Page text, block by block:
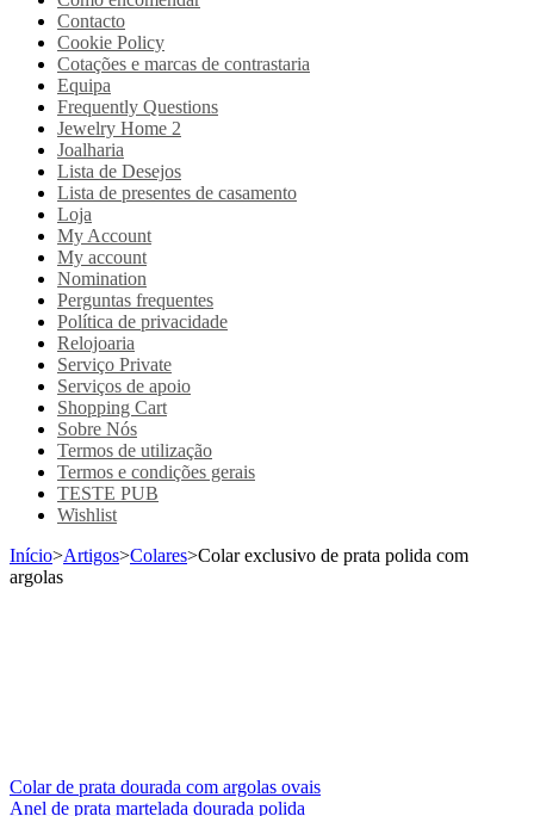
Contacto
Cookie Policy
Cotações e marcas de contrastaria
Equipa
Frequently Questions
Jewelry Home 2
Joalharia
Lista de Desejos
Lista de presentes de casamento
Loja
My Account
My account
Nomination
Perguntas frequentes
Política de privacidade
Relojoaria
Serviço Private
Serviços de apoio
Shopping Cart
Sobre Nós
Termos de utilização
Termos e condições gerais
TESTE PUB
Wishlist
Início>Artigos>Colares>Colar exclusivo de prata polida com
argolas
Colar de prata dourada com argolas ovais
Anel de prata martelada dourada polida